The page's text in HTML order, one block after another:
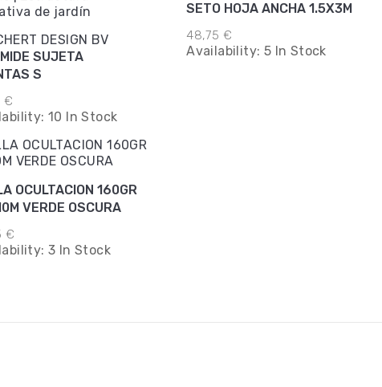
DESIGN BV
SUJETA
S
€
10 In Stock
SETO HOJA ANCHA 1.5X3M
48,75 €
Availability: 5 In Stock
OCULTACION 160GR
1.5X10M VERDE OSCURA
€
3 In Stock